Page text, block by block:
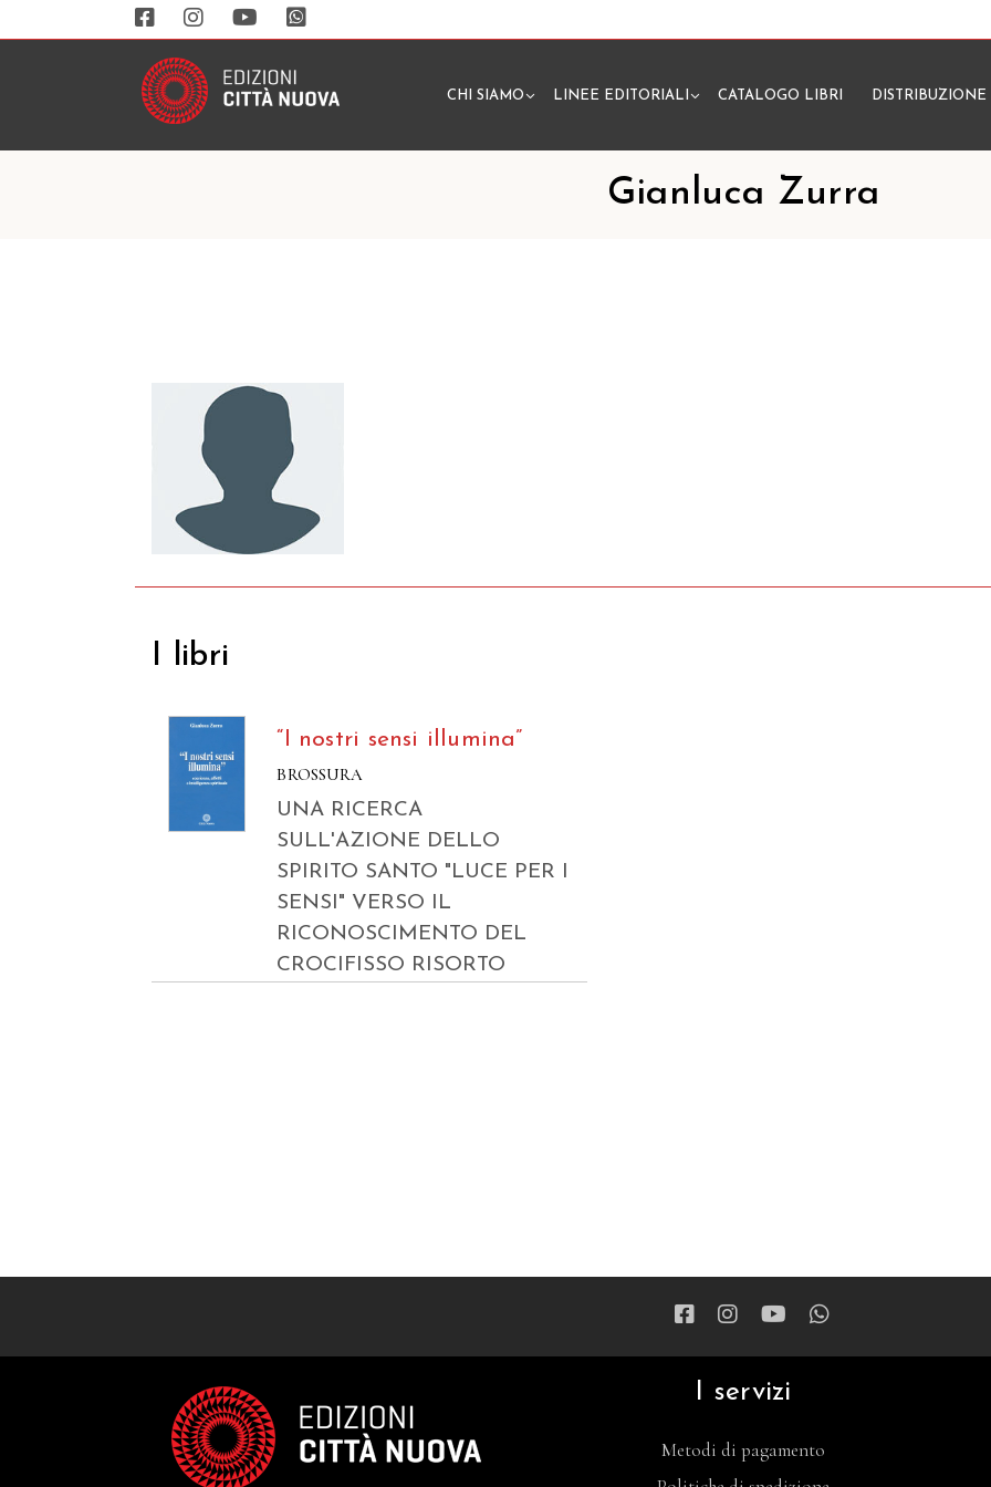
CHI SIAMO LINEE EDITORIALI CATALOGO LIBRI DISTRIBUZIONE
Gianluca Zurra
I libri
“I nostri sensi illumina”
BROSSURA
UNA RICERCA
SULL'AZIONE DELLO
SPIRITO SANTO "LUCE PER I
SENSI" VERSO IL
RICONOSCIMENTO DEL
CROCIFISSO RISORTO
I servizi
Metodi di pagamento